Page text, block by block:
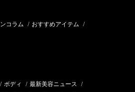
コラム / おすすめアイテム /
/ ボディ / 最新美容ニュース /